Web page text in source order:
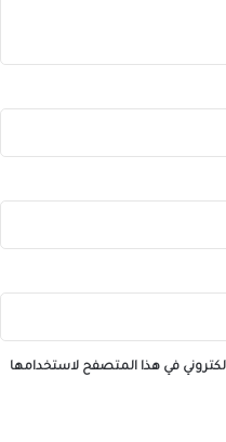
في هذا المتصفح لاستخدامها